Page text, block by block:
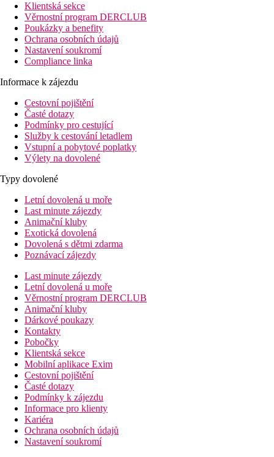
Klientská sekce
Věrnostní program DERCLUB
Poukázky a benefity
Ochrana osobních údajů
Nastavení soukromí
Compliance linka
Informace k zájezdu
Cestovní pojištění
Časté dotazy
Podmínky pro cestující
Služby k cestování letadlem
Vstupní a pobytové poplatky
Výlety na dovolené
Typy dovolené
Letní dovolená u moře
Last minute zájezdy
Animační kluby
Exotická dovolená
Dovolená s dětmi zdarma
Poznávací zájezdy
Last minute zájezdy
Letní dovolená u moře
Věrnostní program DERCLUB
Animační kluby
Dárkové poukazy
Kontakty
Pobočky
Klientská sekce
Mobilní aplikace Exim
Cestovní pojištění
Časté dotazy
Podmínky k zájezdu
Informace pro klienty
Kariéra
Ochrana osobních údajů
Nastavení soukromí